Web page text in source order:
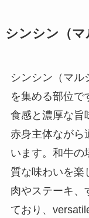
シンシン（
シンシン（マル
を集める部位で
食感と濃厚な旨
赤身主体ながら
います。和牛の
質な味わいを楽
肉やステーキ、
ており、